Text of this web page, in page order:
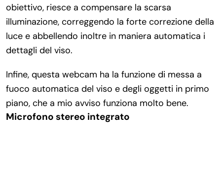
obiettivo, riesce a compensare la scarsa
illuminazione, correggendo la forte correzione della
luce e abbellendo inoltre in maniera automatica i
dettagli del viso.
Infine, questa webcam ha la funzione di messa a
fuoco automatica del viso e degli oggetti in primo
piano, che a mio avviso funziona molto bene.
Microfono stereo integrato